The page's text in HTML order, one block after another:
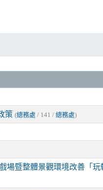
策 (總務處 / 141 / 總務處)
場暨整體景觀環境改善「玩